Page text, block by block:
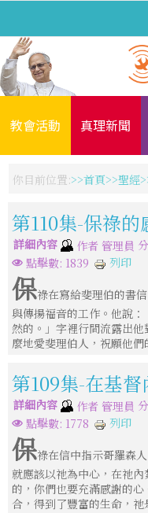
教會活動 真理新聞
你目前位置: 首頁 聖經
第110集-保祿
詳細內容 作者 管理員
點擊數: 1839
列印
保祿在寫給斐理伯的書
與傳揚福音的工作。他說
然的。」字裡行間流露出
麼地愛斐理伯人，祝願他
第109集-在基
詳細內容 作者 管理員
點擊數: 1778
列印
保祿在信中指示哥羅森
就應該以祂為中心，在祂
的，你們也要充滿感謝的
合，得到了豐富的生命，祂